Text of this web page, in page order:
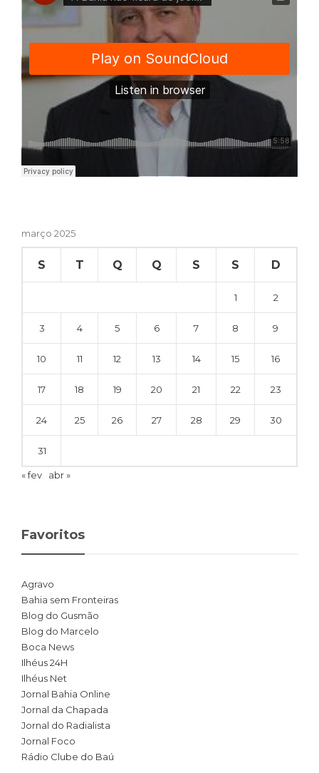
março 2025
S T Q Q S S D
1 2
3 4 5 6 7 8 9
10 11 12 13 14 15 16
17 18 19 20 21 22 23
24 25 26 27 28 29 30
31
« fev abr »
Favoritos
Agravo
Bahia sem Fronteiras
Blog do Gusmão
Blog do Marcelo
Boca News
Ilhéus 24H
Ilhéus Net
Jornal Bahia Online
Jornal da Chapada
Jornal do Radialista
Jornal Foco
Rádio Clube do Baú